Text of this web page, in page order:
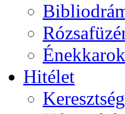
Énekkarok
Hitélet
Keresztség